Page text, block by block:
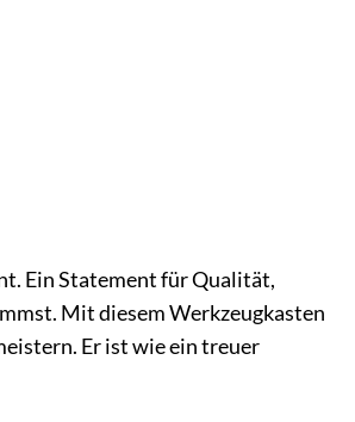
Ein Statement für Qualität,
Mit diesem Werkzeugkasten
Er ist wie ein treuer